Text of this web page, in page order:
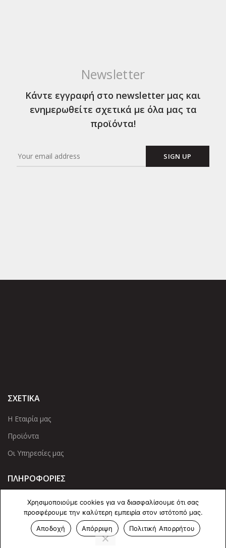
Newsletter
Κάντε εγγραφή στο newsletter μας και
ενημερωθείτε σχετικά με όλα μας τα
προϊόντα!
ΣΧΕΤΙΚΑ
Η Εταιρία μας
Προϊόντα
Οι Υπηρεσίες μας
ΠΛΗΡΟΦΟΡΙΕΣ
Πολιτική Απορρήτου
Cookies
Επικοινωνία
Χρησιμοποιούμε cookies για να διασφαλίσουμε ότι σας
προσφέρουμε την καλύτερη εμπειρία στον ιστότοπό μας.
Αποδοχή
Απόρριψη Πολιτική Απορρήτου